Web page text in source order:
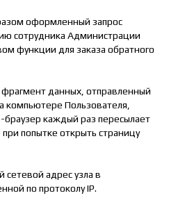
оформленный запрос
сотрудника Администрации
функции для заказа обратного
данных, отправленный
Пользователя,
каждый раз пересылает
попытке открыть страницу
сетевой адрес узла в
по протоколу IP.